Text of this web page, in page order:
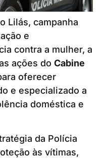
Lilás, campanha
e
contra a mulher, a
ações do Cabine
oferecer
e especializado a
doméstica e
da Polícia
às vítimas,